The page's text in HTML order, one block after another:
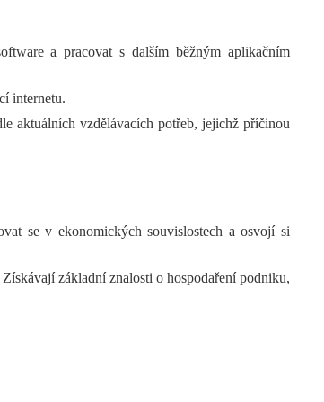
a pracovat s dalším běžným aplikačním
internetu.
aktuálních vzdělávacích potřeb, jejichž příčinou
se v ekonomických souvislostech a osvojí si
základní znalosti o hospodaření podniku,